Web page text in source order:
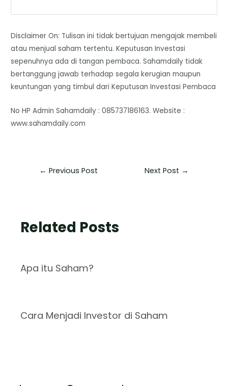
Disclaimer On: Tulisan ini tidak bertujuan mengajak membeli
atau menjual saham tertentu. Keputusan Investasi
sepenuhnya ada di tangan pembaca. Sahamdaily tidak
bertanggung jawab terhadap segala kerugian maupun
keuntungan yang timbul dari Keputusan Investasi Pembaca
No HP Admin Sahamdaily : 085737186163. Website :
www.sahamdaily.com
← Previous Post Next Post →
Related Posts
Apa itu Saham?
Cara Menjadi Investor di Saham